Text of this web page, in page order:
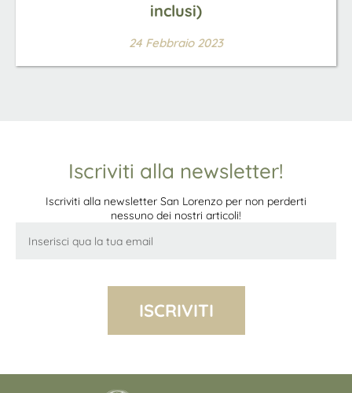
inclusi)
24 Febbraio 2023
Iscriviti alla newsletter!
Iscriviti alla newsletter San Lorenzo per non perderti
nessuno dei nostri articoli!
ISCRIVITI